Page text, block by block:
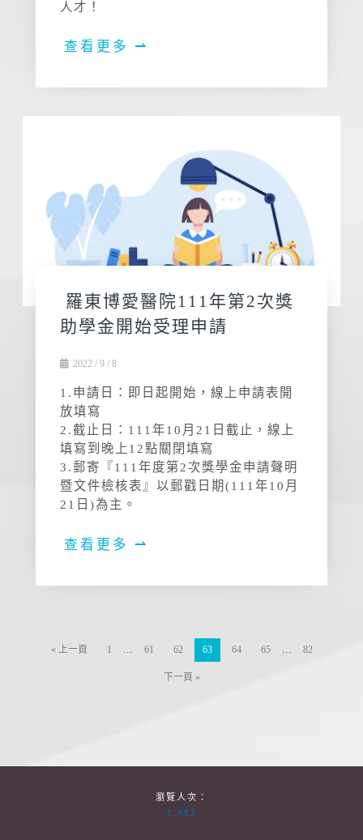
人才！
查看更多 ⇀
羅東博愛醫院111年第2次獎
助學金開始受理申請
2022 / 9 / 8
1.申請日：即日起開始，線上申請表開
放填寫
2.截止日：111年10月21日截止，線上
填寫到晚上12點關閉填寫
3.郵寄『111年度第2次獎學金申請聲明
暨文件檢核表』以郵戳日期(111年10月
21日)為主。
查看更多 ⇀
« 上一頁 1 ... 61 62 63 64 65 ... 82
下一頁 »
瀏覽人次：
1,483